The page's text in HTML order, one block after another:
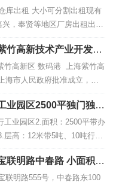
库出租 大小可分割出租现有
，奉贤等地区厂房出租出售
。。。联系人：杨经理 手
竹高新技术产业开发区
公楼出租招商
竹高新区 数码港 上海紫竹高
海市人民政府批准成立，于2
同意升级为“国家高新技术产
借鉴美国硅谷和台湾新竹高
力争创造一流的科研环境、
生活环境，使其成为具有世
业园区2500平独门独院
出租
工业园区2.面积：2500平带办
高：12米带5吨、10吨行车
金，物流等无污染行业5.交
6.房源特色：产证齐全，独
，大车好进，场地大，形象
联明路中春路 小面积仓
面积40平方米起 价格
联明路555号，中春路东100